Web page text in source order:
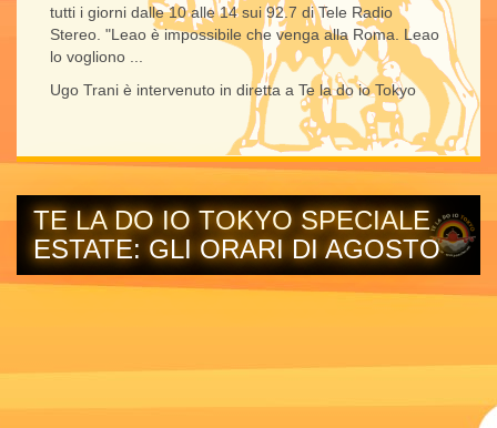
tutti i giorni dalle 10 alle 14 sui 92.7 di Tele Radio
Stereo. "Leao è impossibile che venga alla Roma. Leao
lo vogliono ...
Ugo Trani è intervenuto in diretta a Te la do io Tokyo
TE LA DO IO TOKYO SPECIALE
ESTATE: GLI ORARI DI AGOSTO